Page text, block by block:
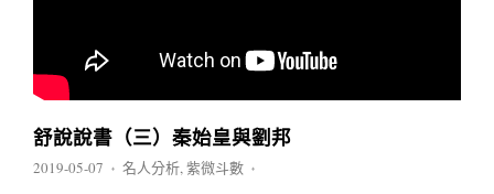
舒說說書（三）秦始皇與劉邦
2019-05-07 ♦ 名人分析,紫微斗數 ♦